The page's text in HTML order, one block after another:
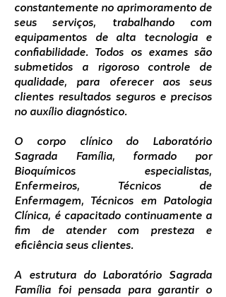
constantemente no aprimoramento de
seus serviços, trabalhando com
equipamentos de alta tecnologia e
confiabilidade. Todos os exames são
submetidos a rigoroso controle de
qualidade, para oferecer aos seus
clientes resultados seguros e precisos
no auxílio diagnóstico.
O corpo clínico do Laboratório
Sagrada Família, formado por
Bioquímicos especialistas,
Enfermeiros, Técnicos de
Enfermagem, Técnicos em Patologia
Clínica, é capacitado continuamente a
fim de atender com presteza e
eficiência seus clientes.
A estrutura do Laboratório Sagrada
Família foi pensada para garantir o